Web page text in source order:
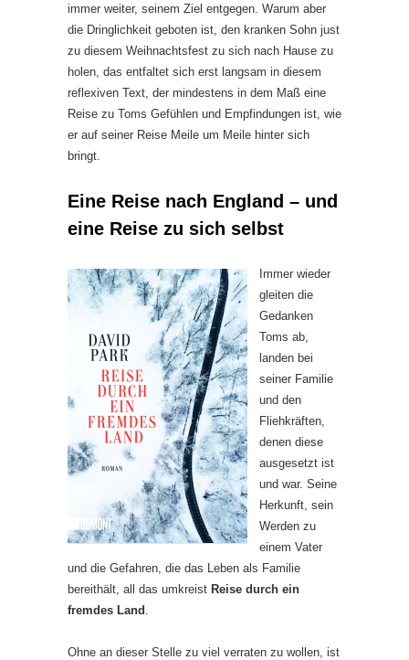
immer weiter, seinem Ziel entgegen. Warum aber
die Dringlichkeit geboten ist, den kranken Sohn just
zu diesem Weihnachtsfest zu sich nach Hause zu
holen, das entfaltet sich erst langsam in diesem
reflexiven Text, der mindestens in dem Maß eine
Reise zu Toms Gefühlen und Empfindungen ist, wie
er auf seiner Reise Meile um Meile hinter sich
bringt.
Eine Reise nach England – und
eine Reise zu sich selbst
Immer wieder
gleiten die
Gedanken
Toms ab,
landen bei
seiner Familie
und den
Fliehkräften,
denen diese
ausgesetzt ist
und war. Seine
Herkunft, sein
Werden zu
einem Vater
und die Gefahren, die das Leben als Familie
bereithält, all das umkreist Reise durch ein
fremdes Land
Ohne an dieser Stelle zu viel verraten zu wollen, ist